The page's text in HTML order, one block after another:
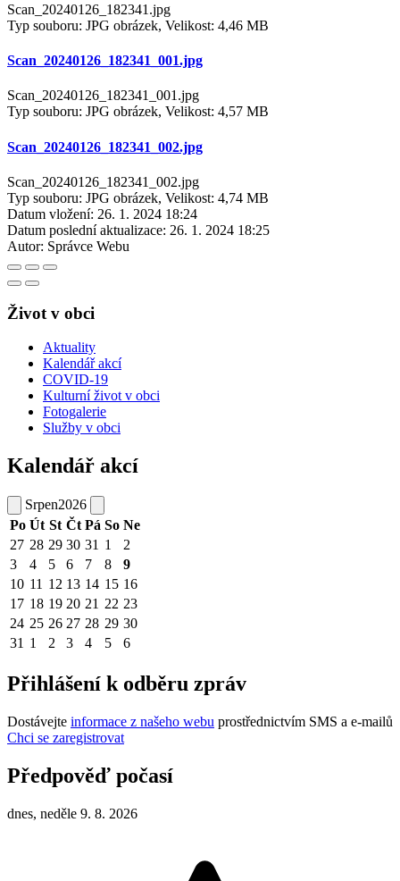
Scan_20240126_182341.jpg
Typ souboru: JPG obrázek, Velikost: 4,46 MB
Scan_20240126_182341_001.jpg
Scan_20240126_182341_001.jpg
Typ souboru: JPG obrázek, Velikost: 4,57 MB
Scan_20240126_182341_002.jpg
Scan_20240126_182341_002.jpg
Typ souboru: JPG obrázek, Velikost: 4,74 MB
Datum vložení: 26. 1. 2024 18:24
Datum poslední aktualizace: 26. 1. 2024 18:25
Autor: Správce Webu
Život v obci
Aktuality
Kalendář akcí
COVID-19
Kulturní život v obci
Fotogalerie
Služby v obci
Kalendář akcí
Srpen2026
Po Út St Čt Pá So Ne
27 28 29 30 31 1
2
3
4 5 6 7 8
9
10 11 12 13 14 15 16
17 18 19 20 21 22 23
24 25 26 27 28 29 30
31 1 2 3 4 5 6
Přihlášení k odběru zpráv
Dostávejte informace z našeho webu prostřednictvím SMS a e-mailů
Chci se zaregistrovat
Předpověď počasí
dnes, neděle 9. 8. 2026